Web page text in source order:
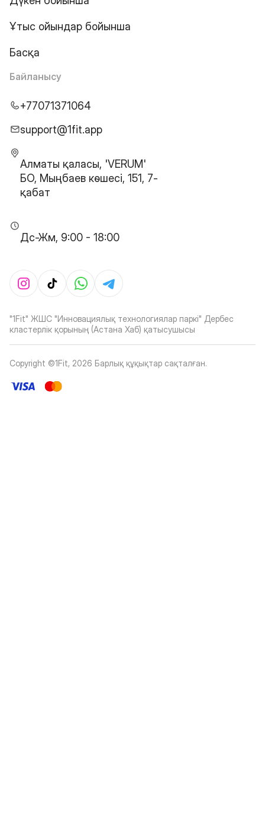
Ұтыс ойындар бойынша
Басқа
Байланысу
+77071371064
support@1fit.app
Алматы қаласы, 'VERUM'
БО, Мыңбаев көшесі, 151, 7-
қабат
Дс-Жм, 9:00 - 18:00
"1Fit" ЖШС "Инновациялық технологиялар паркі" Дербес
кластерлік қорының (Астана Хаб) қатысушысы
Copyright ©1Fit, 2026 Барлық құқықтар сақталған.